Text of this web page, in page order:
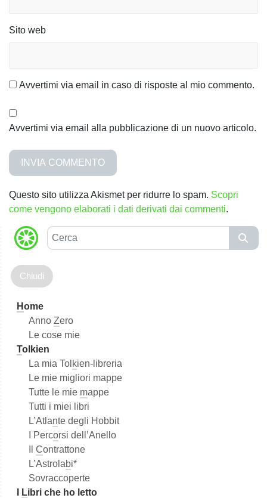
l
Sito web
Avvertimi via email in caso di risposte al mio commento.
Avvertimi via email alla pubblicazione di un nuovo articolo.
Questo sito utilizza Akismet per ridurre lo spam. Scopri
come vengono elaborati i dati derivati dai commenti.
C
e
c
Home
Anno Zero
Le cose mie
Tolkien
La mia Tol kien-libreria
Le mie migliori mappe
Tutte le mie mappe
Tutti i miei libri
L’Atlante degli Hobbit
I Percorsi dell’Anello
Contrattone
L’Astrolabi*
Sovraccoperte
Libri che ho letto